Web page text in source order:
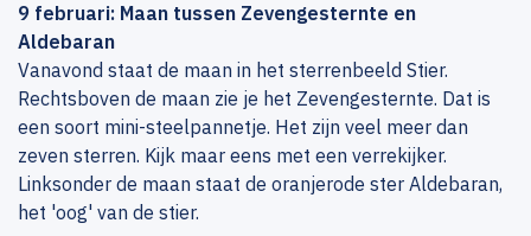
9 februari: Maan tussen Zevengesternte en
Aldebaran
Vanavond staat de maan in het sterrenbeeld Stier.
Rechtsboven de maan zie je het Zevengesternte. Dat is
een soort mini-steelpannetje. Het zijn veel meer dan
zeven sterren. Kijk maar eens met een verrekijker.
Linksonder de maan staat de oranjerode ster Aldebaran,
het 'oog' van de stier.